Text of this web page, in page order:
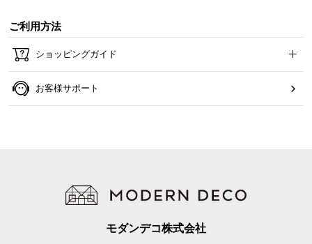
ご利用方法
ショッピングガイド
お客様サポート
モダンデコ株式会社